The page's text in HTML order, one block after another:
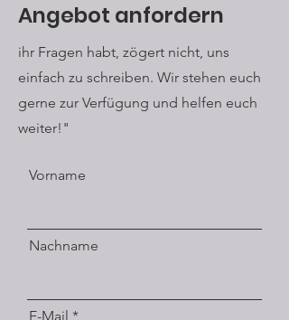
Angebot anfordern
ihr Fragen habt, zögert nicht, uns
einfach zu schreiben. Wir stehen euch
gerne zur Verfügung und helfen euch
weiter!"
Vorname
Nachname
E-Mail